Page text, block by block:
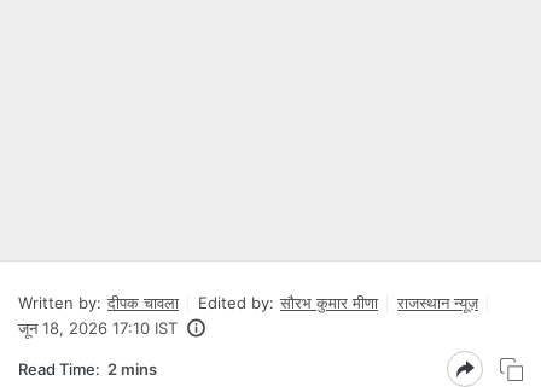
Written by: दीपक चावला Edited by: सौरभ कुमार मीणा
राजस्थान न्यूज़
जून 18, 2026 17:10 IST
Read Time: 2 mins